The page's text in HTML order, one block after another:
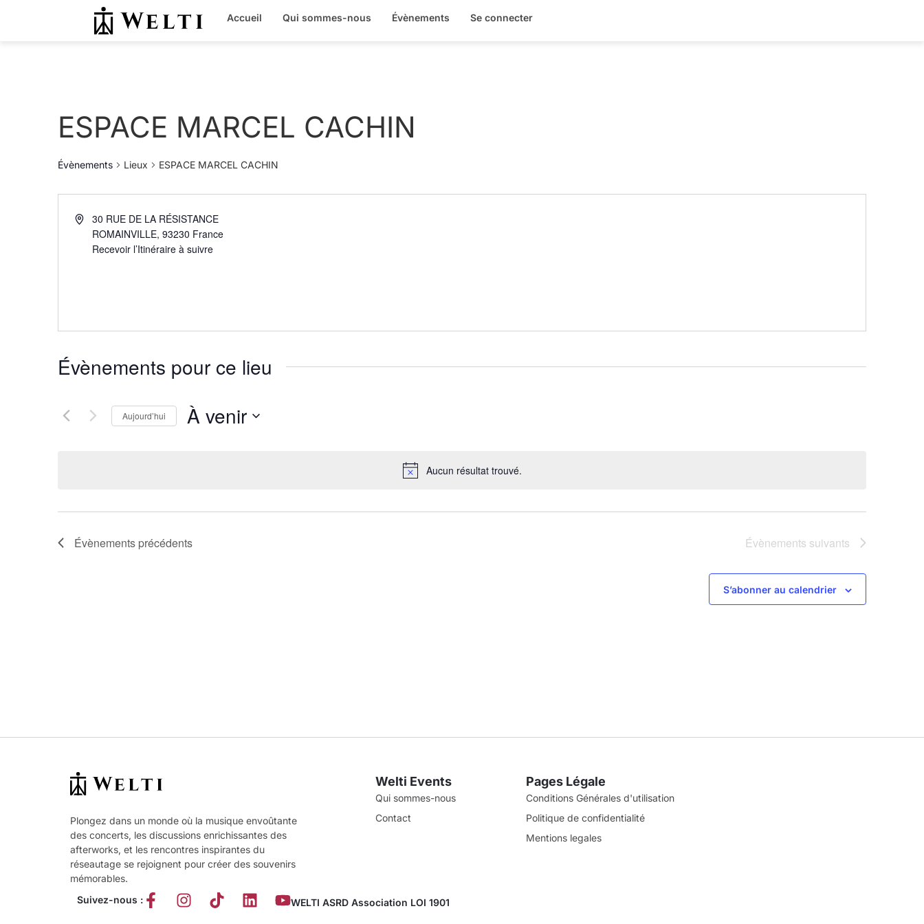
Accueil Qui sommes-nous Évènements Se connecter
Aucun résultat trouvé.
ESPACE MARCEL CACHIN
Évènements Lieux ESPACE MARCEL CACHIN
30 RUE DE LA RÉSISTANCE
ROMAINVILLE, 93230 France
Recevoir l’Itinéraire à suivre
Évènements pour ce lieu
Aujourd’hui À venir
Évènements précédents Évènements suivants
S’abonner au calendrier
Plongez dans un monde où la musique envoûtante
des concerts, les discussions enrichissantes des
afterworks, et les rencontres inspirantes du
réseautage se rejoignent pour créer des souvenirs
mémorables.
Suivez-nous :
WELTI ASRD Association LOI 1901
Welti Events
Qui sommes-nous
Contact
Pages Légale
Conditions Générales d'utilisation
Politique de confidentialité
Mentions legales